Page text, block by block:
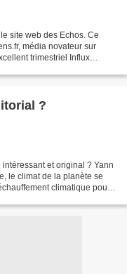
site web des Echos. Ce
média novateur sur
trimestriel Influx
?
et original ? Yann
le climat de la planète se
climatique pour